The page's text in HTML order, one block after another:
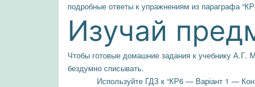
подробные ответы к упражнениям из параграфа
Изучай
Чтобы готовые домашние задания к учебнику А.Г.
бездумно списывать.
Используйте ГДЗ к “КР6 — Варіант 1 —